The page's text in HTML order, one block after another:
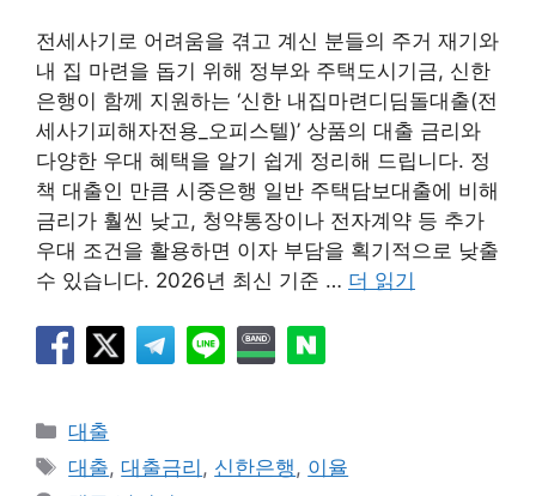
전세사기로 어려움을 겪고 계신 분들의 주거 재기와
내 집 마련을 돕기 위해 정부와 주택도시기금, 신한
은행이 함께 지원하는 ‘신한 내집마련디딤돌대출(전
세사기피해자전용_오피스텔)’ 상품의 대출 금리와
다양한 우대 혜택을 알기 쉽게 정리해 드립니다. 정
책 대출인 만큼 시중은행 일반 주택담보대출에 비해
금리가 훨씬 낮고, 청약통장이나 전자계약 등 추가
우대 조건을 활용하면 이자 부담을 획기적으로 낮출
수 있습니다. 2026년 최신 기준 … 더 읽기
카
테
대출
태
대출,대출금리 , 신한은행, 이율